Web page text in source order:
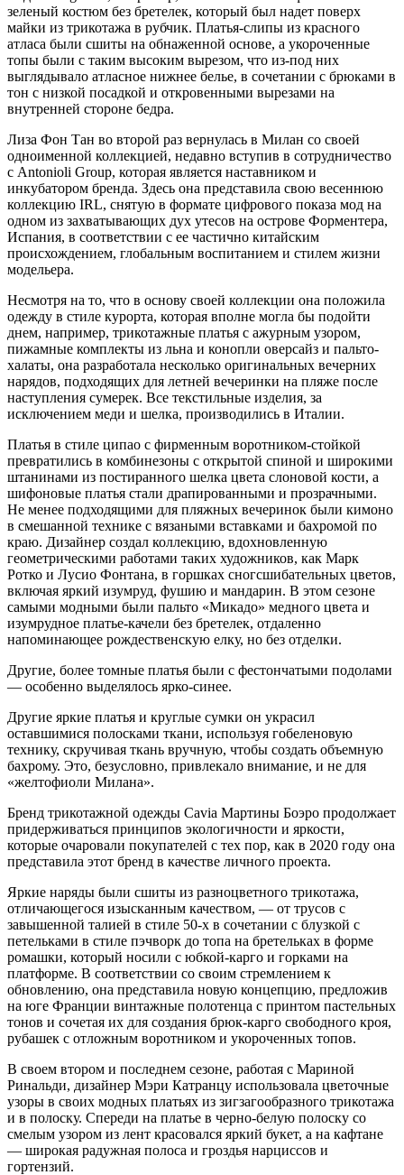
зеленый костюм без бретелек, который был надет поверх
майки из трикотажа в рубчик. Платья-слипы из красного
атласа были сшиты на обнаженной основе, а укороченные
топы были с таким высоким вырезом, что из-под них
выглядывало атласное нижнее белье, в сочетании с брюками в
тон с низкой посадкой и откровенными вырезами на
внутренней стороне бедра.
Лиза Фон Тан во второй раз вернулась в Милан со своей
одноименной коллекцией, недавно вступив в сотрудничество
с Antonioli Group, которая является наставником и
инкубатором бренда. Здесь она представила свою весеннюю
коллекцию IRL, снятую в формате цифрового показа мод на
одном из захватывающих дух утесов на острове Форментера,
Испания, в соответствии с ее частично китайским
происхождением, глобальным воспитанием и стилем жизни
модельера.
Несмотря на то, что в основу своей коллекции она положила
одежду в стиле курорта, которая вполне могла бы подойти
днем, например, трикотажные платья с ажурным узором,
пижамные комплекты из льна и конопли оверсайз и пальто-
халаты, она разработала несколько оригинальных вечерних
нарядов, подходящих для летней вечеринки на пляже после
наступления сумерек. Все текстильные изделия, за
исключением меди и шелка, производились в Италии.
Платья в стиле ципао с фирменным воротником-стойкой
превратились в комбинезоны с открытой спиной и широкими
штанинами из постиранного шелка цвета слоновой кости, а
шифоновые платья стали драпированными и прозрачными.
Не менее подходящими для пляжных вечеринок были кимоно
в смешанной технике с вязаными вставками и бахромой по
краю. Дизайнер создал коллекцию, вдохновленную
геометрическими работами таких художников, как Марк
Ротко и Лусио Фонтана, в горшках сногсшибательных цветов,
включая яркий изумруд, фушию и мандарин. В этом сезоне
самыми модными были пальто «Микадо» медного цвета и
изумрудное платье-качели без бретелек, отдаленно
напоминающее рождественскую елку, но без отделки.
Другие, более томные платья были с фестончатыми подолами
— особенно выделялось ярко-синее.
Другие яркие платья и круглые сумки он украсил
оставшимися полосками ткани, используя гобеленовую
технику, скручивая ткань вручную, чтобы создать объемную
бахрому. Это, безусловно, привлекало внимание, и не для
«желтофиоли Милана».
Бренд трикотажной одежды Cavia Мартины Боэро продолжает
придерживаться принципов экологичности и яркости,
которые очаровали покупателей с тех пор, как в 2020 году она
представила этот бренд в качестве личного проекта.
Яркие наряды были сшиты из разноцветного трикотажа,
отличающегося изысканным качеством, — от трусов с
завышенной талией в стиле 50-х в сочетании с блузкой с
петельками в стиле пэчворк до топа на бретельках в форме
ромашки, который носили с юбкой-карго и горками на
платформе. В соответствии со своим стремлением к
обновлению, она представила новую концепцию, предложив
на юге Франции винтажные полотенца с принтом пастельных
тонов и сочетая их для создания брюк-карго свободного кроя,
рубашек с отложным воротником и укороченных топов.
В своем втором и последнем сезоне, работая с Мариной
Ринальди, дизайнер Мэри Катранцу использовала цветочные
узоры в своих модных платьях из зигзагообразного трикотажа
и в полоску. Спереди на платье в черно-белую полоску со
смелым узором из лент красовался яркий букет, а на кафтане
— широкая радужная полоса и гроздья нарциссов и
гортензий.